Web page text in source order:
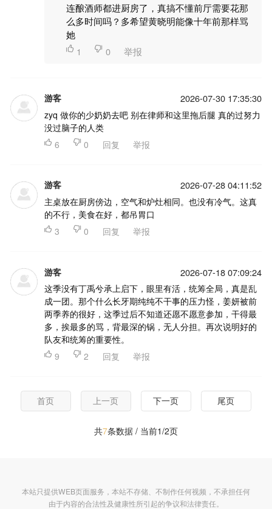
连酿酒师都进厨房了，真搞不懂前厅需要花那
么多时间吗？多希望黄晓明能像十年前那样骂
她
 1  0 举报
游客 2026-07-30 17:35:30
zyq 做你的少奶奶去吧 别在律师和这里拖后腿 真的过努力
没过脑子的人类
 6  0 回复 举报
游客 2026-07-28 04:11:52
主桌放在厨房傍边，空气和炉灶相同。也没有冷气。这真
的不行，美食在好，都吊胃口
 3  0 回复 举报
游客 2026-07-18 07:09:24
这季没有丁禹兮承上启下，眼里有活，统筹全局，真是乱
成一团。那个什么长牙期纯纯不干事的压力怪，姜妍被前
两季养的很好，这季过后不知道还愿不愿意参加，干得最
多，挨最多的骂，背最深的锅，无人分担。再次说明好的
队友和统筹的重要性。
 9  2 回复 举报
首页 上一页 下一页 尾页
共7条数据 / 当前1/2页
本站只提供WEB页面服务，本站不存储、不制作任何视频，不承担任何
由于内容的合法性及健康性所引起的争议和法律责任。